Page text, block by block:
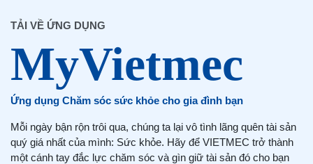
TẢI VỀ ỨNG DỤNG
Ứng dụng Chăm sóc sức khỏe cho gia đình bạn
Mỗi ngày bận rộn trôi qua, chúng ta lại vô tình lãng quên tài sản
quý giá nhất của mình: Sức khỏe. Hãy để VIETMEC trở thành
một cánh tay đắc lực chăm sóc và gìn giữ tài sản đó cho bạn